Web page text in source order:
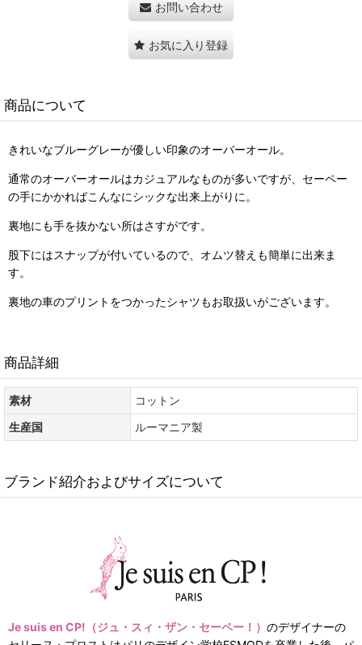
お問い合わせ
お気に入り登録
商品について
きれいなブルーグレーが優しい印象のオーバーオール。
通常のオーバーオールはカジュアルなものが多いですが、セーペー
の手にかかればこんなにシックな出来上がりに。
裏地にも手を抜かない所はさすがです。
股下にはスナップが付いているので、オムツ替えも簡単に出来ま
す。
裏地の車のプリントをつかったシャツもお取扱いがございます。
商品詳細
素材
コットン
生産国
ルーマニア製
ブランド紹介およびサイズについて
Je suis en CP!（ジュ・スィ・ザン・セーペー！） のデザイナーの